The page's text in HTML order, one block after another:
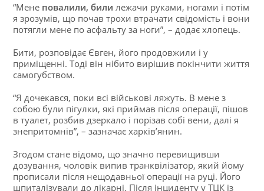
“Мене повалили, били лежачи руками, ногами і потім
я зрозумів, що почав трохи втрачати свідомість і вони
потягли мене по асфальту за ноги”, – додає хлопець.
Бити, розповідає Євген, його продовжили і у
приміщенні. Тоді він нібито вирішив покінчити життя
самогубством.
“Я дочекався, поки всі військові ляжуть. В мене з
собою були пігулки, які приймав після операції, пішов
в туалет, розбив дзеркало і порізав собі вени, далі я
знепритомнів”, – зазначає харків’янин.
Згодом стане відомо, що значно перевищивши
дозування, чоловік випив транквілізатор, який йому
прописали після нещодавньої операції на руці. Його
шпиталізували до лікарні. Після інциденту у ТЦК із